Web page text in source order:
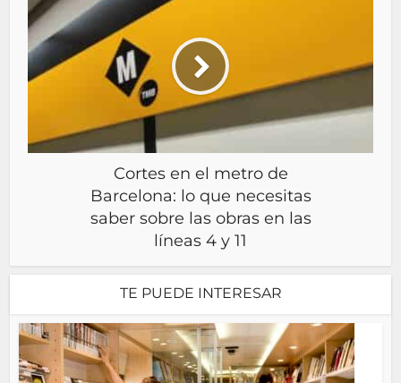
Cortes en el metro de
Barcelona: lo que necesitas
saber sobre las obras en las
líneas 4 y 11
TE PUEDE INTERESAR